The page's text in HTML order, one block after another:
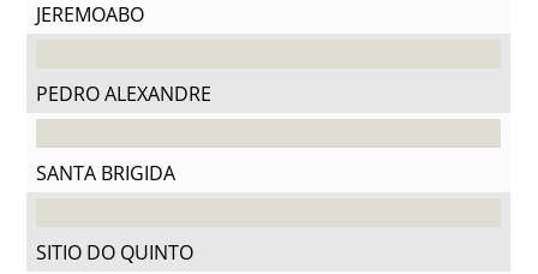
JEREMOABO
PEDRO ALEXANDRE
SANTA BRIGIDA
SITIO DO QUINTO